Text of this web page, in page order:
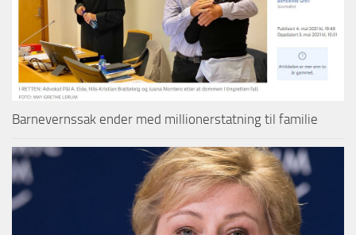
Barnevernssak ender med millionerstatning til familie